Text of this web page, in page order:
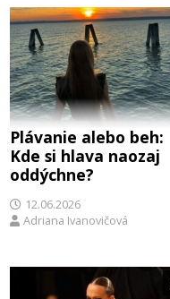
Plávanie alebo beh:
Kde si hlava naozaj
oddýchne?
12.06.2026
Adriana Ivanovičová